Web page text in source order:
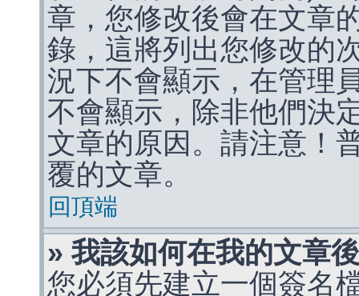
章，您修改後會在文章
錄，這將列出您修改的
況下不會顯示，在管理
不會顯示，除非他們決
文章的原因。請注意！
覆的文章。
回頂端
» 我該如何在我的文章
您必須先建立一個簽名